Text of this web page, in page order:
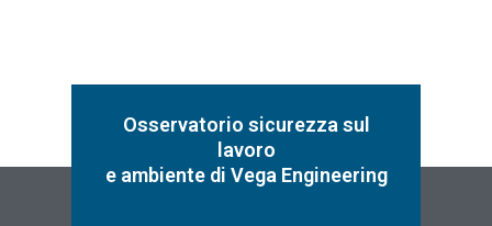
Osservatorio sicurezza sul
lavoro
e ambiente di Vega Engineering